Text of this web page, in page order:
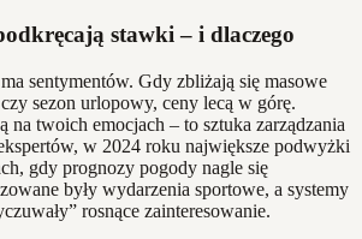
stawki – i dlaczego
sentymentów. Gdy zbliżają się masowe
sezon urlopowy, ceny lecą w górę.
na twoich emocjach – to sztuka zarządzania
w 2024 roku największe podwyżki
gdy prognozy pogody nagle się
były wydarzenia sportowe, a systemy
rosnące zainteresowanie.